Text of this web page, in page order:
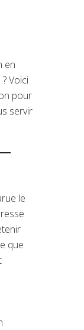
en
Voici
pour
servir
le
que